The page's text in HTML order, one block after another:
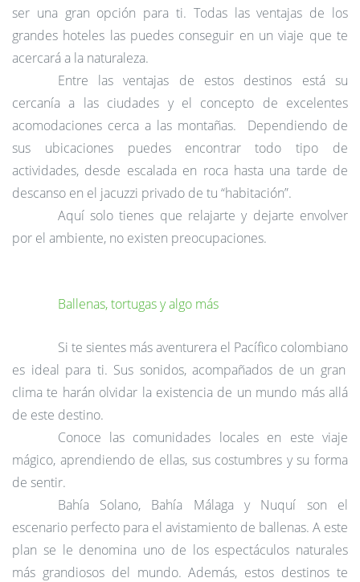
ser una gran opción para ti. Todas las ventajas de los
grandes hoteles las puedes conseguir en un viaje que te
acercará a la naturaleza.
Entre las ventajas de estos destinos está su
cercanía a las ciudades y el concepto de excelentes
acomodaciones cerca a las montañas.
Dependiendo de
sus ubicaciones puedes encontrar todo tipo de
actividades, desde escalada en roca hasta una tarde de
descanso en el jacuzzi privado de tu “habitación”.
Aquí solo tienes que relajarte y dejarte envolver
por el ambiente, no existen preocupaciones.
Ballenas, tortugas y algo más
Si te sientes más aventurera el Pacífico colombiano
es ideal para ti. Sus sonidos, acompañados de un gran
clima te harán olvidar la existencia de un mundo más allá
de este destino.
Conoce las comunidades locales en este viaje
mágico, aprendiendo de ellas, sus costumbres y su forma
de sentir.
Bahía Solano, Bahía Málaga y Nuquí son el
escenario perfecto para el avistamiento de ballenas. A este
plan se le denomina uno de los espectáculos naturales
más grandiosos del mundo. Además, estos destinos te